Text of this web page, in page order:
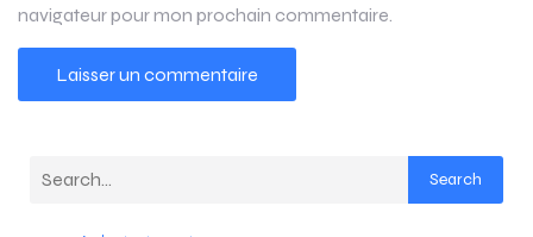
navigateur pour mon prochain commentaire.
Search